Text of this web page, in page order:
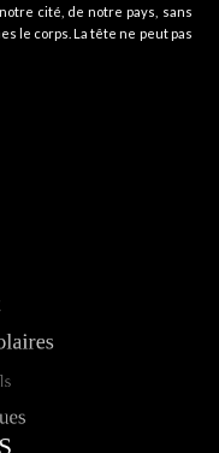
cité, de notre pays, sans
le corps. La tête ne peut pas